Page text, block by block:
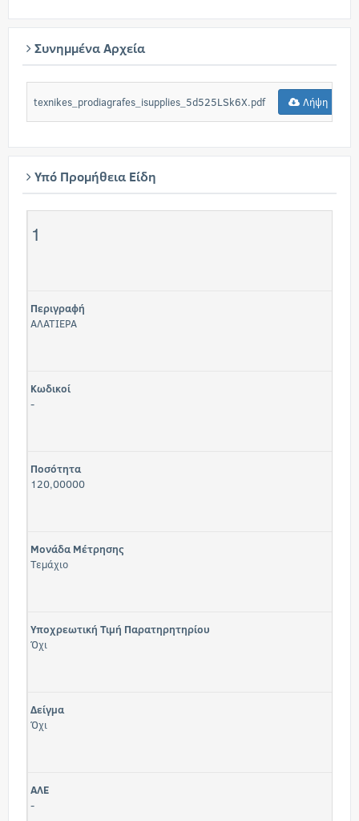
Συνημμένα Αρχεία
texnikes_prodiagrafes_isupplies_5d525LSk6X.pdf Λήψη
Υπό Προμήθεια Είδη
1
Περιγραφή
ΑΛΑΤΙΕΡΑ
Κωδικοί
-
Ποσότητα
120,00000
Μονάδα Μέτρησης
Τεμάχιο
Υποχρεωτική Τιμή Παρατηρητηρίου
Όχι
Δείγμα
Όχι
ΑΛΕ
-